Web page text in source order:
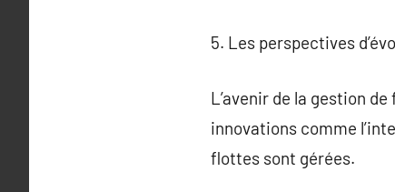
5. Les perspectives
L’avenir de la gestion
innovations comme
flottes sont gérées.